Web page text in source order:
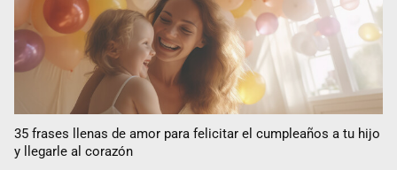
35 frases llenas de amor para felicitar el cumpleaños a tu hijo
y llegarle al corazón